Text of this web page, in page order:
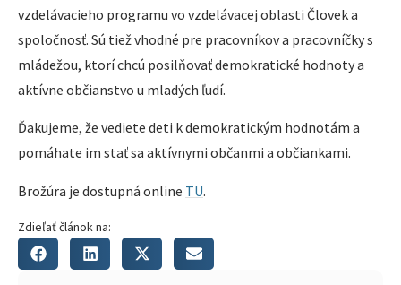
vzdelávacieho programu vo vzdelávacej oblasti Človek a
spoločnosť. Sú tiež vhodné pre pracovníkov a pracovníčky s
mládežou, ktorí chcú posilňovať demokratické hodnoty a
aktívne občianstvo u mladých ľudí.
Ďakujeme, že vediete deti k demokratickým hodnotám a
pomáhate im stať sa aktívnymi občanmi a občiankami.
Brožúra je dostupná online TU.
Zdieľať článok na: